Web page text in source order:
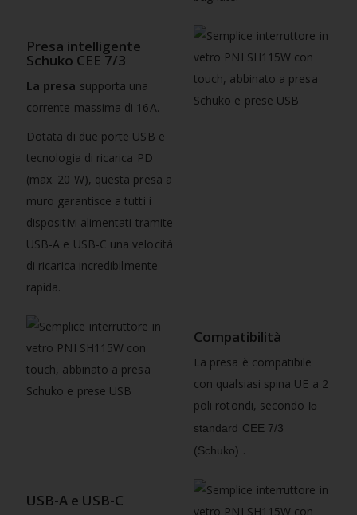
Presa intelligente
Schuko CEE 7/3
La presa supporta una
corrente massima di 16A.
Dotata di due porte USB e
tecnologia di ricarica PD
(max. 20 W), questa presa a
muro garantisce a tutti i
dispositivi alimentati tramite
USB-A e USB-C una velocità
di ricarica incredibilmente
rapida.
Compatibilità
La presa è compatibile
con qualsiasi spina UE a 2
poli rotondi, secondo lo
standard CEE 7/3
(Schuko) .
USB-A e USB-C